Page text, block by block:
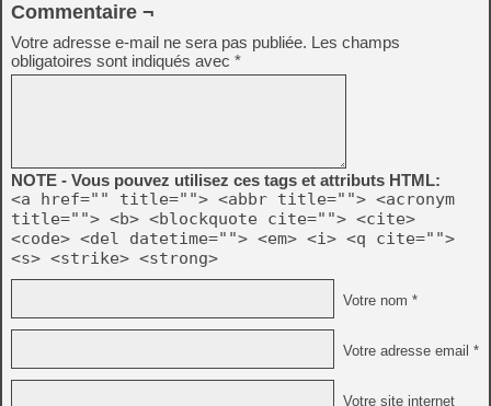
Commentaire ¬
Votre adresse e-mail ne sera pas publiée. Les champs
obligatoires sont indiqués avec *
NOTE - Vous pouvez utilisez ces tags et attributs HTML:
<a href="" title=""> <abbr title=""> <acronym
title=""> <b> <blockquote cite=""> <cite>
<code> <del datetime=""> <em> <i> <q cite="">
<s> <strike> <strong>
Votre nom *
Votre adresse email *
Votre site internet